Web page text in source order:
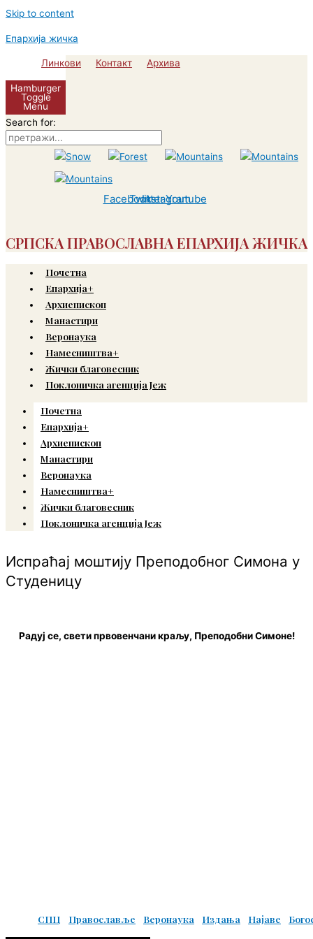
Skip to content
Епархија жичка
Линкови Контакт Архива
Hamburger
Toggle
Menu
Search for:
Facebook
Twitter
Instagram
Youtube
СРПСКА ПРАВОСЛАВНА ЕПАРХИЈА ЖИЧКА
Почетна
Епархија+
Архиепископ
Манастири
Веронаука
Намесништва+
Жички благовесник
Поклоничка агенција Јеж
Почетна
Епархија+
Архиепископ
Манастири
Веронаука
Намесништва+
Жички благовесник
Поклоничка агенција Јеж
Испраћај моштију Преподобног Симона у
Студеницу
Радуј се, свети првовенчани краљу, Преподобни Симоне!
СПЦ Православље Веронаука Издања Најаве